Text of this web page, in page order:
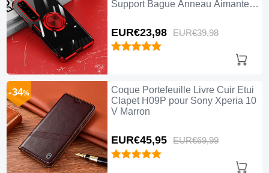
Support Bague Anneau Aimante
EUR€23,98 EUR€39,98
Coque Portefeuille Livre Cuir Etui
Clapet H09P pour Sony Xperia 10
V Marron
EUR€45,95 EUR€69,99
-34%